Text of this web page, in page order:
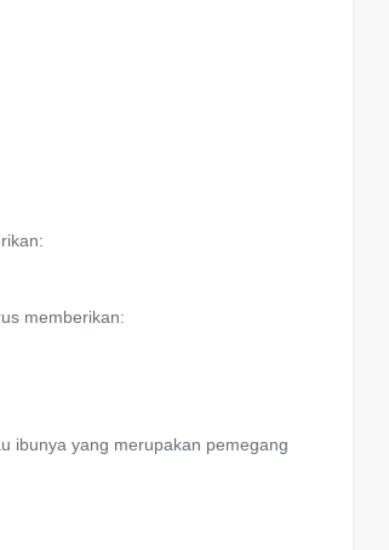
memberikan:
ibunya yang merupakan pemegang